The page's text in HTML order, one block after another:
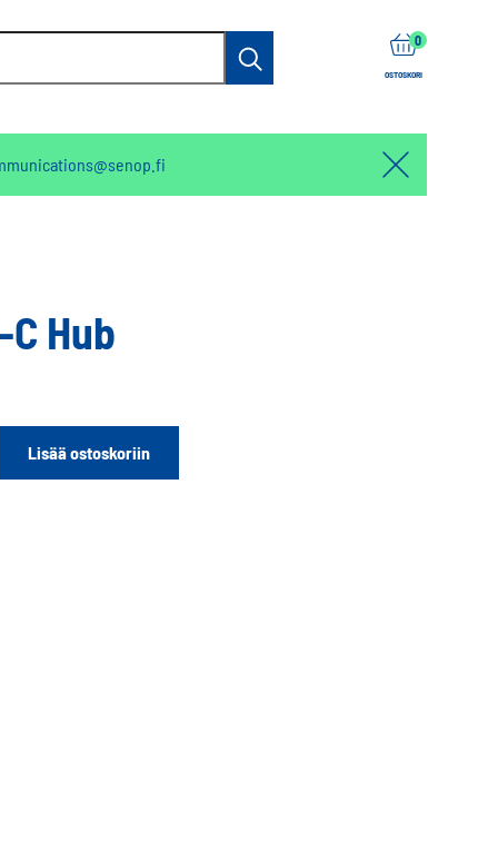
OSTOSKORI
0items
Hub
Lisää ostoskoriin